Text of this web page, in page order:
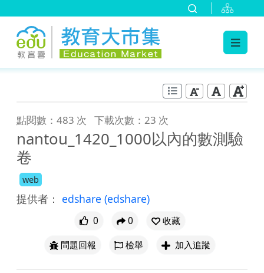
點閱數：483 次 下載次數：23 次
nantou_1420_1000以內的數測驗
卷
web
提供者： edshare (edshare)
0 0
收藏
問題回報
檢舉 加入追蹤